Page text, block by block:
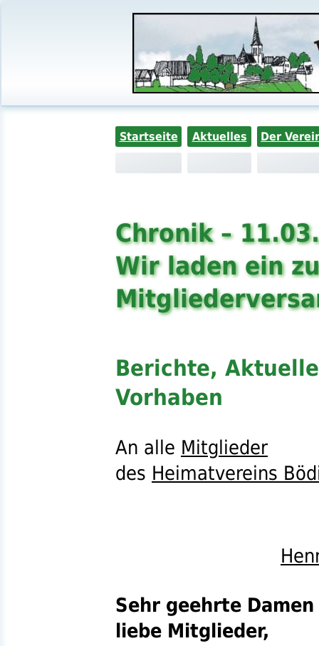
Startseite Aktuelles Der
Chronik –
Wir laden ein
Berichte,
Vorhaben
An alle Mitglieder
des Heimatvereins
Sehr geehrte
liebe Mitglieder,